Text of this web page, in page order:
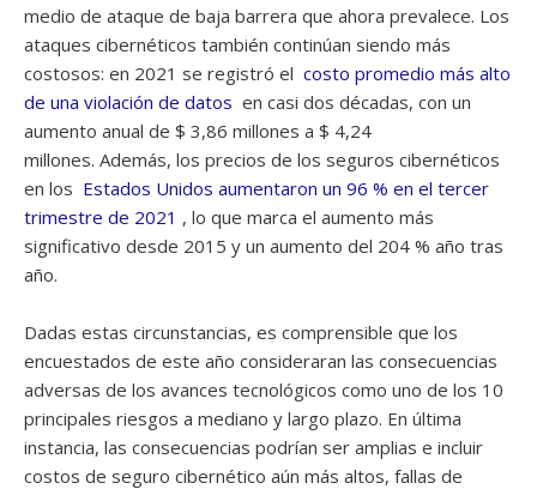
medio de ataque de baja barrera que ahora prevalece. Los
ataques cibernéticos también continúan siendo más
costosos: en 2021 se registró el costo promedio más alto
de una violación de datos en casi dos décadas, con un
aumento anual de $ 3,86 millones a $ 4,24
millones. Además, los precios de los seguros cibernéticos
en los Estados Unidos aumentaron un 96 % en el tercer
trimestre de 2021 , lo que marca el aumento más
significativo desde 2015 y un aumento del 204 % año tras
año.
Dadas estas circunstancias, es comprensible que los
encuestados de este año consideraran las consecuencias
adversas de los avances tecnológicos como uno de los 10
principales riesgos a mediano y largo plazo. En última
instancia, las consecuencias podrían ser amplias e incluir
costos de seguro cibernético aún más altos, fallas de